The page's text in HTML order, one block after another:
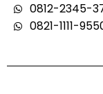
0812-2345-
0821-1111-